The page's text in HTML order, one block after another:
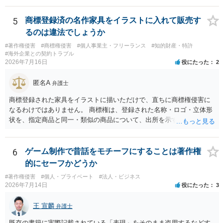
自分だけの学習用にとどめるのが安全です。
いかと思われます。
5
商標登録済の名作家具をイラストに入れて販売す
るのは違法でしょうか
#著作権侵害 #商標権侵害 #個人事業主・フリーランス
#知的財産・特許
#海外企業との契約トラブル
2026年7月16日 役にたった 2
匿名A 弁護士
商標登録された家具をイラストに描いただけで、直ちに商標権侵害に
なるわけではありません。 商標権は、登録された名称・ロゴ・立体形
状を、指定商品と同一・類似の商品について、出所を示す表示として
て描くにとどまる場合は、通常、商標権侵害にはなりにくいと考えら
れます。 ただし、家具名や特徴的な形状を商品名・広告に大きく表示
し、公式商品やライセンス商品と誤認させる販売方法であれば、商標
権や不正競争防止法上の問題が生じ得ます。家具のデザインに著作権
が認められる場合は、著作権も別途問題となります。 無料のSNS投稿
やプレゼントでも、著作権侵害は成立し得ます。商標権については、
有料か無料かよりも、商標として使用しているかが重要です。 また、
日本の商標権は原則として日本国内にのみ効力を持ちます。外国で販
売する場合は、販売国の商標・意匠等を確認する必要があります。 他
6
ゲーム制作で昔話をモチーフにすることは著作権
的にセーフかどうか
#著作権侵害 #個人・プライベート #法人・ビジネス
2026年7月14日 役にたった 3
王 宣麟 弁護士